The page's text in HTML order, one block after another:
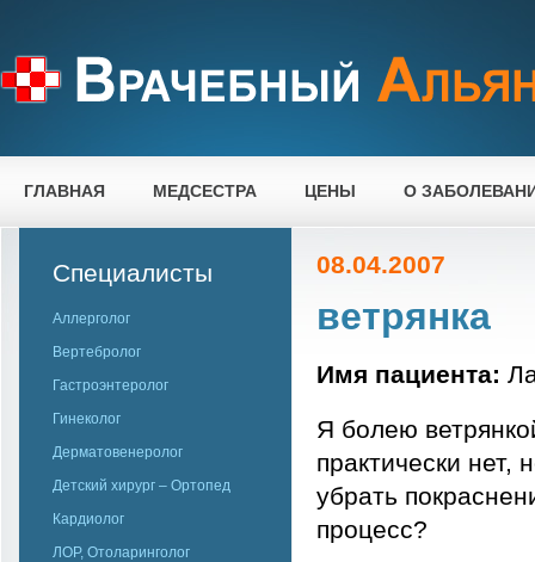
ГЛАВНАЯ МЕДСЕСТРА ЦЕНЫ О
Специалисты
Аллерголог
Вертебролог
Гастроэнтеролог
Гинеколог
Дерматовенеролог
Детский хирург – Ортопед
Кардиолог
ЛОР, Отоларинголог
08.04.2007
ветрянка
Имя пациента:
Я болею
практически нет,
убрать
процесс?